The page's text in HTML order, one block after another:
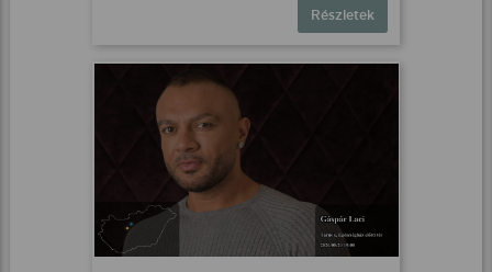
Részletek